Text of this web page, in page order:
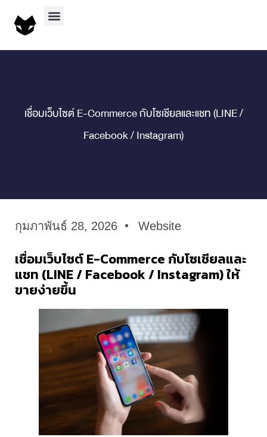
เชื่อมเว็บไซต์ E-Commerce กับโซเชียลและแชท (LINE /
Facebook / Instagram)
กุมภาพันธ์ 28, 2026 Website
เชื่อมเว็บไซต์ E-Commerce กับโซเชียลและ
แชท (LINE / Facebook / Instagram) ให้
ขายง่ายขึ้น